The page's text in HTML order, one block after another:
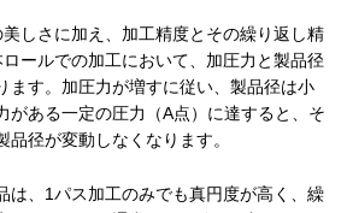
しさに加え、加工精度とその繰り返し精
ールでの加工において、加圧力と製品径
ます。加圧力が増すに従い、製品径は小
がある一定の圧力（A点）に達すると、そ
径が変動しなくなります。
は、1パス加工のみでも真円度が高く、繰